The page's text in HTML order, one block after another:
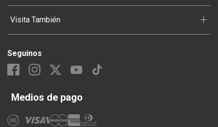
Visita También +
Seguinos
Medios de pago